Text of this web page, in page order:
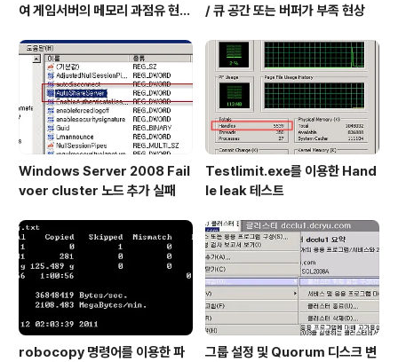
여 게임서버의 메모리 과점유 현상
/ 큐 공간 또는 버퍼가 부족 현상
Windows Server 2008 Fail
voer cluster 노드 추가 실패
Testlimit.exe를 이용한 Hand
le leak 테스트
robocopy 명령어를 이용한 파
그룹 설정 및 Quorum 디스크 변